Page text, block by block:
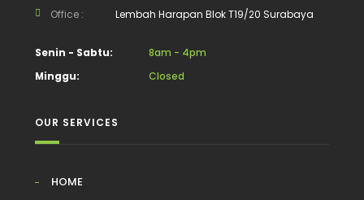
Office : Lembah Harapan Blok T19/20 Surabaya
Senin - Sabtu:
8am - 4pm
Minggu:
Closed
OUR SERVICES
HOME